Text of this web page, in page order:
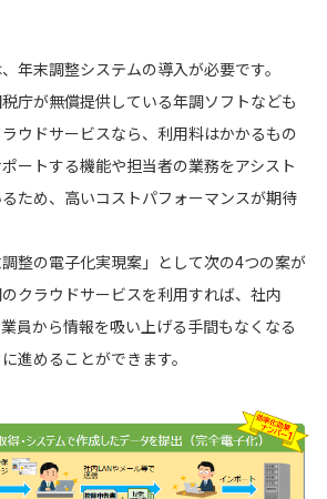
年末調整システムの導入が必要です。
庁が無償提供している年調ソフトなども
ウドサービスなら、利用料はかかるもの
ートする機能や担当者の業務をアシスト
ため、高いコストパフォーマンスが期待
整の電子化実現案」として次の4つの案が
クラウドサービスを利用すれば、社内
員から情報を吸い上げる手間もなくなる
進めることができます。